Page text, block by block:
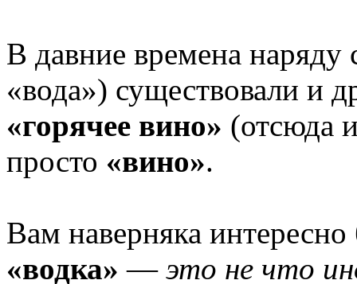
В давние времена наряду
«вода») существовали и
«горячее вино» (отсюда
просто «вино».
Вам наверняка
«водка» — это не что